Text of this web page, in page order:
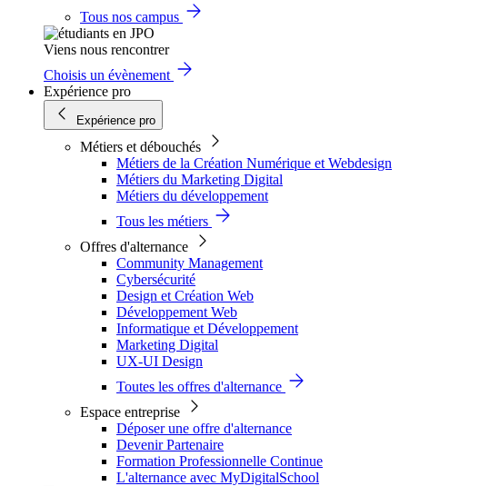
Tous nos campus
Viens nous rencontrer
Choisis un évènement
Expérience pro
Expérience pro
Métiers et débouchés
Métiers de la Création Numérique et Webdesign
Métiers du Marketing Digital
Métiers du développement
Tous les métiers
Offres d'alternance
Community Management
Cybersécurité
Design et Création Web
Développement Web
Informatique et Développement
Marketing Digital
UX-UI Design
Toutes les offres d'alternance
Espace entreprise
Déposer une offre d'alternance
Devenir Partenaire
Formation Professionnelle Continue
L'alternance avec MyDigitalSchool